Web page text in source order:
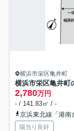
横浜市栄区亀井町
横浜市栄区亀井町
2,780万円
- / 141.83㎡ / -
京浜東北線「港南
陽当り良好